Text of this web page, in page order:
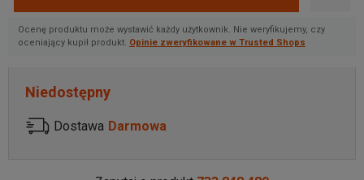
Ocenę produktu może wystawić każdy użytkownik. Nie weryfikujemy, czy
oceniający kupił produkt. Opinie zweryfikowane w Trusted Shops
Niedostępny
Dostawa Darmowa